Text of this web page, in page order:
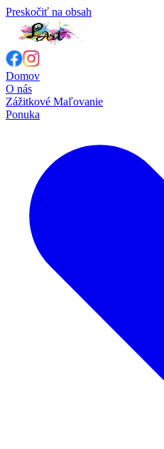
Preskočiť na obsah
Domov
O nás
Zážitkové Maľovanie
Ponuka